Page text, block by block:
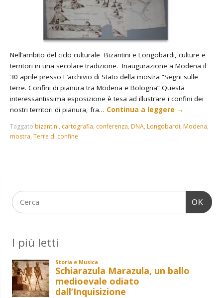
Nell’ambito del ciclo culturale Bizantini e Longobardi, culture e
territori in una secolare tradizione. Inaugurazione a Modena il
30 aprile presso L’archivio di Stato della mostra “Segni sulle
terre. Confini di pianura tra Modena e Bologna” Questa
interessantissima esposizione è tesa ad illustrare i confini dei
nostri territori di pianura, fra… Continua a leggere →
Taggato bizantini, cartografia, conferenza, DNA, Longobardi, Modena,
mostra,Terre di confine
OK
I più letti